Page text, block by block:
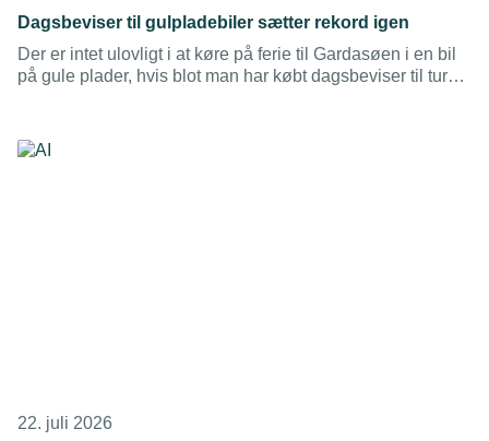
Dagsbeviser til gulpladebiler sætter rekord igen
Der er intet ulovligt i at køre på ferie til Gardasøen i en bil
på gule plader, hvis blot man har købt dagsbeviser til turen,
22. juli 2026